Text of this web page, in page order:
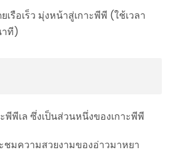
เรือเร็ว มุ่งหน้าสู่เกาะพีพี (ใช้เวลา
ที)
พีพีเล ซึ่งเป็นส่วนหนึ่งของเกาะพีพี
มความสวยงามของอ่าวมาหยา